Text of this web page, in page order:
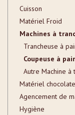
Cuisson
Matériel Froid
Machines à
Trancheuse à
Coupeuse à
Autre Machine à
Matériel
Agencement de
Hygiène